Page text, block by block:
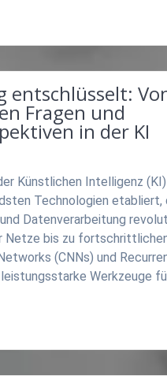
entschlüsselt:
Fragen und
in der KI
Künstlichen Intelligenz
Technologien etabliert,
Datenverarbeitung
Netze bis zu
(CNNs) und
Werkzeuge